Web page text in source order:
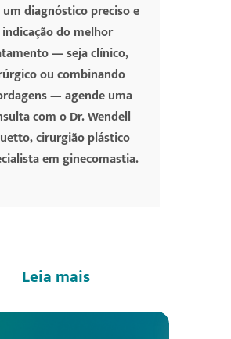
um diagnóstico preciso e
indicação do melhor
— seja clínico,
ou combinando
— agende uma
com o Dr. Wendell
cirurgião plástico
em ginecomastia.
Leia mais